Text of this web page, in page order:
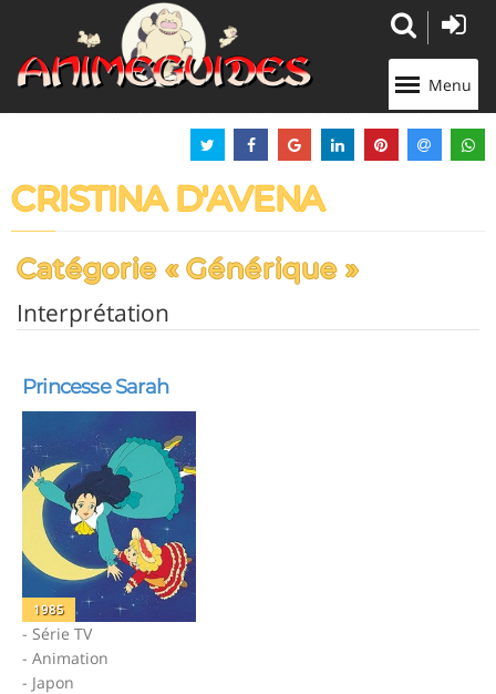
Menu
CRISTINA D'AVENA
Catégorie « Générique »
Interprétation
Princesse Sarah
1985
- Série TV
- Animation
- Japon
Panneau de gestion des cookies